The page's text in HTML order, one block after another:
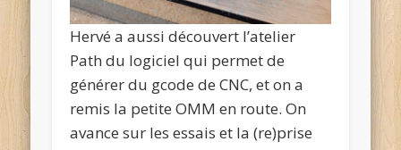
Hervé a aussi découvert l’atelier
Path du logiciel qui permet de
générer du gcode de CNC, et on a
remis la petite OMM en route. On
avance sur les essais et la (re)prise